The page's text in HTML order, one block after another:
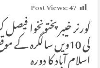
Post Views:47
گورنر خیبرپختونخوا
کی 10ویں سالگرہ